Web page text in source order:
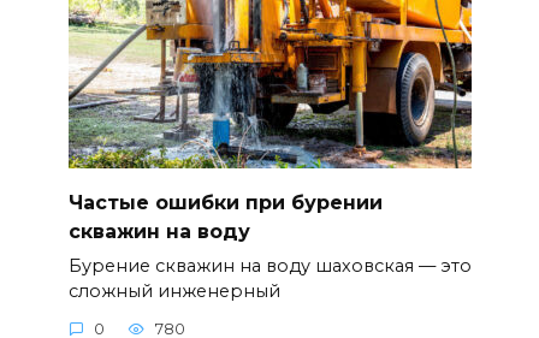
Частые ошибки при бурении
скважин на воду
Бурение скважин на воду шаховская — это
сложный инженерный
0 780